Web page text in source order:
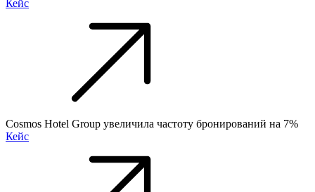
Кейс
Cosmos Hotel Group увеличила частоту бронирований на 7%
Кейс